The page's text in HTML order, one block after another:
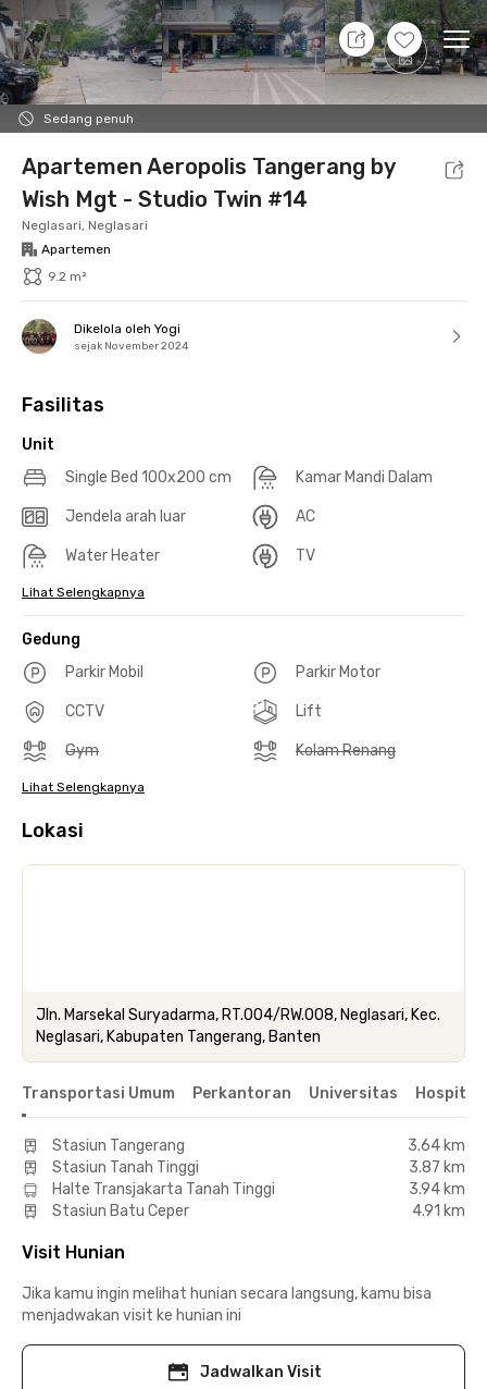
+10
Sedang penuh
7 Agt 26 - Belum tahu
Foto Fasilitas bersama Lokasi Aturan
Apartemen Aeropolis Tangerang by
Wish Mgt - Studio Twin #14
Neglasari, Neglasari
Apartemen
9.2 m²
Dikelola oleh Yogi
sejak November 2024
Fasilitas
Unit
Single Bed 100x200 cm
Kamar Mandi Dalam
Jendela arah luar AC
Water Heater TV
Lihat Selengkapnya
Gedung
Parkir Mobil
Parkir Motor
CCTV Lift
Gym Kolam Renang
Lihat Selengkapnya
Lokasi
Jln. Marsekal Suryadarma, RT.004/RW.008, Neglasari, Kec.
Neglasari, Kabupaten Tangerang, Banten
Transportasi Umum Perkantoran Universitas Hospital
Stasiun Tangerang
3.64 km
Stasiun Tanah Tinggi
3.87 km
Halte Transjakarta Tanah Tinggi
3.94 km
Stasiun Batu Ceper
4.91 km
Visit Hunian
Jika kamu ingin melihat hunian secara langsung, kamu bisa
menjadwakan visit ke hunian ini
Jadwalkan Visit